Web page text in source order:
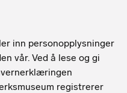
inn personopplysninger
vår. Ved å lese og gi
registrerer